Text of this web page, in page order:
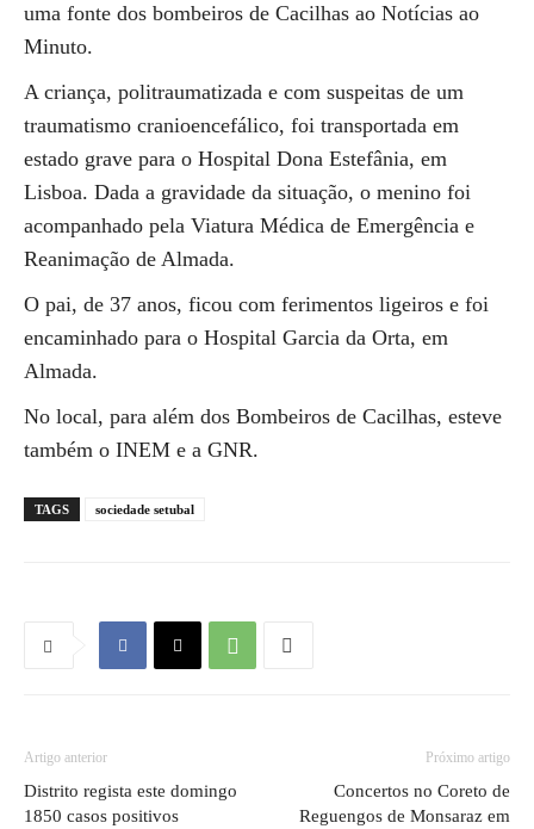
uma fonte dos bombeiros de Cacilhas ao Notícias ao
Minuto.
A criança, politraumatizada e com suspeitas de um
traumatismo cranioencefálico, foi transportada em
estado grave para o Hospital Dona Estefânia, em
Lisboa. Dada a gravidade da situação, o menino foi
acompanhado pela Viatura Médica de Emergência e
Reanimação de Almada.
O pai, de 37 anos, ficou com ferimentos ligeiros e foi
encaminhado para o Hospital Garcia da Orta, em
Almada.
No local, para além dos Bombeiros de Cacilhas, esteve
também o INEM e a GNR.
TAGS sociedade setubal
Artigo anterior
Distrito regista este domingo
1850 casos positivos
Próximo artigo
Concertos no Coreto de
Reguengos de Monsaraz em